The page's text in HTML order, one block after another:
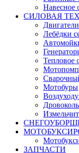
Навесное
СИЛОВАЯ
Двигатели
Лебёдки
Тепловое
Мотобуры
ЗАПЧАСТИ